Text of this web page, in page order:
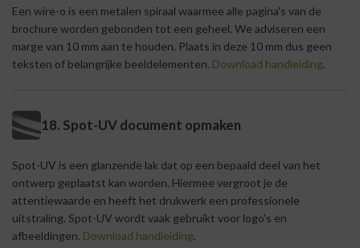
Een wire-o is een metalen spiraal waarmee alle pagina's van de
brochure worden gebonden tot een geheel. We adviseren een
marge van 10 mm aan te houden. Plaats in deze 10 mm dus geen
teksten of belangrijke beeldelementen. Download handleiding.
18. Spot-UV document opmaken
Spot-UV is een glanzende lak dat op een bepaald deel van het
ontwerp geplaatst kan worden. Hiermee vergroot je de
attentiewaarde en heeft het drukwerk een professionele
uitstraling. Spot-UV wordt vaak gebruikt voor logo's en
afbeeldingen. Download handleiding.